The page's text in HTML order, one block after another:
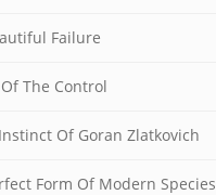
Failure
The Control
Of Goran Zlatkovich
Form Of Modern Species